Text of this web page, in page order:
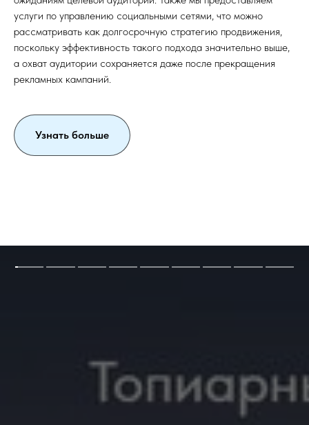
услуги по управлению социальными сетями, что можно
рассматривать как долгосрочную стратегию продвижения,
поскольку эффективность такого подхода значительно выше,
а охват аудитории сохраняется даже после прекращения
рекламных кампаний.
Узнать больше